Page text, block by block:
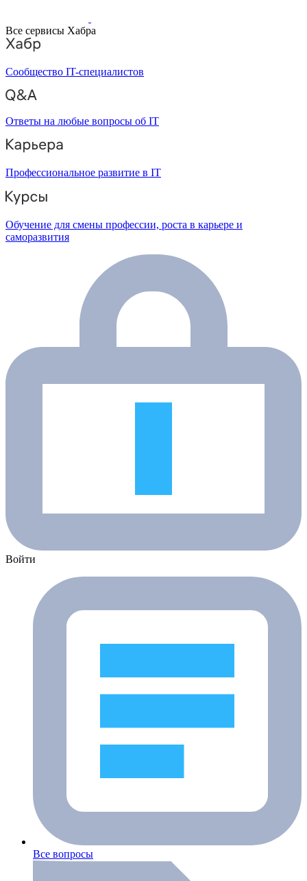
Все сервисы Хабра
Сообщество IT-специалистов
Ответы на любые вопросы об IT
Профессиональное развитие в IT
Обучение для смены профессии, роста в карьере и
саморазвития
Войти
Все вопросы